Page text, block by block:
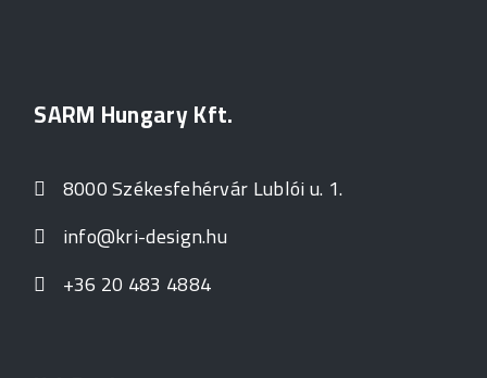
SARM Hungary Kft.
8000 Székesfehérvár Lublói u. 1.
info@kri-design.hu
+36 20 483 4884